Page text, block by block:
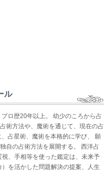
ル
ロ歴20年以上。 幼少のころから占
術方法や、魔術を通じて、現在の占
占星術、魔術を本格的に学び、 願
自の占術方法を展開する。 西洋占
、手相等を使った鑑定は、未来予
を活かした問題解決の提案、人生